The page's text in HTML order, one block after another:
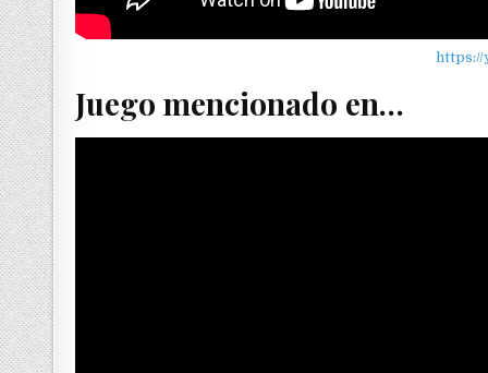
https://
Juego mencionado en…